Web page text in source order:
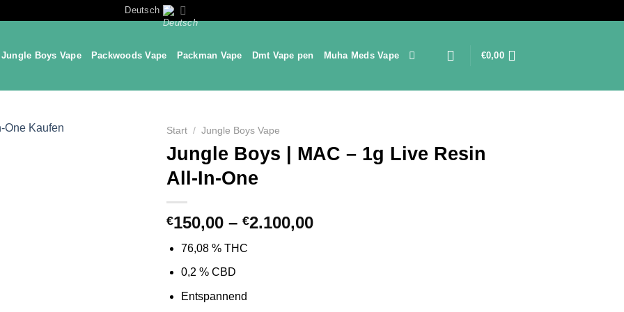
Deutsch
Jungle Boys Vape Packwoods Vape Packman Vape Dmt Vape pen Muha Meds Vape €0,00
Start / Jungle Boys Vape
Jungle Boys | MAC – 1g Live Resin
All-In-One
€150,00 – €2.100,00Preisspanne:
76,08 % THC
0,2 % CBD
Entspannend